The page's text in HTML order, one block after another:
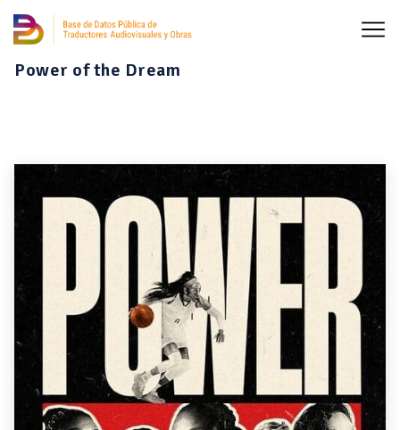
Power of the Dream